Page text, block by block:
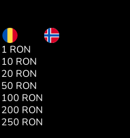
1 RON
10 RON
20 RON
50 RON
100 RON
200 RON
250 RON